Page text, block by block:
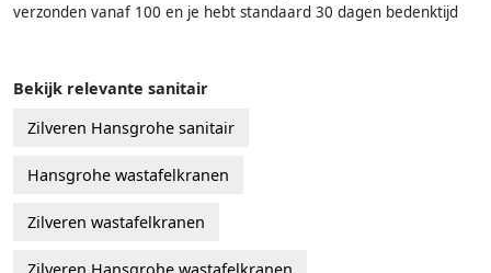
verzonden vanaf 100 en je hebt standaard 30 dagen bedenktijd
Bekijk relevante sanitair
Zilveren Hansgrohe sanitair
Hansgrohe wastafelkranen
Zilveren wastafelkranen
Zilveren Hansgrohe wastafelkranen